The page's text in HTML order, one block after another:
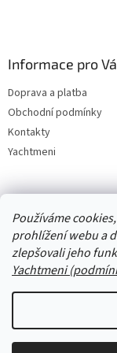
Používáme
prohlížení webu a
zlepšovali jeho
Yachtmeni
Informace pro
Doprava a platba
Obchodní podmínky
Kontakty
Yachtmeni
Zboží.cz